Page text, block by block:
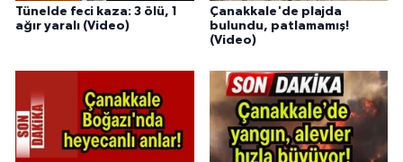
Tünelde feci kaza: 3 ölü, 1
ağır yaralı (Video)
Çanakkale'de plajda
bulundu, patlamamış!
(Video)